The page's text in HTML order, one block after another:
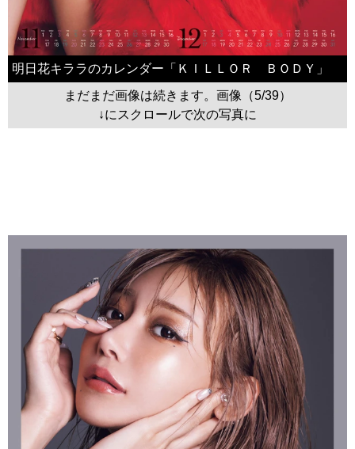
明日花キララのカレンダー「ＫＩＬＬＯＲ ＢＯＤＹ」
まだまだ画像は続きます。画像（5/39）
↓にスクロールで次の写真に